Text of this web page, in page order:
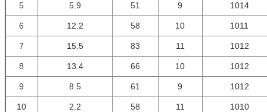
5 5.9 51 9 1014
6 12.2 58 10 1011
7 15.5 83 11 1012
8 13.4 66 10 1012
9 8.5 61 9 1012
10 2.2 58 11 1010